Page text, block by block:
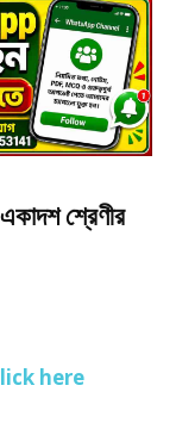
শ্রেণীর
here